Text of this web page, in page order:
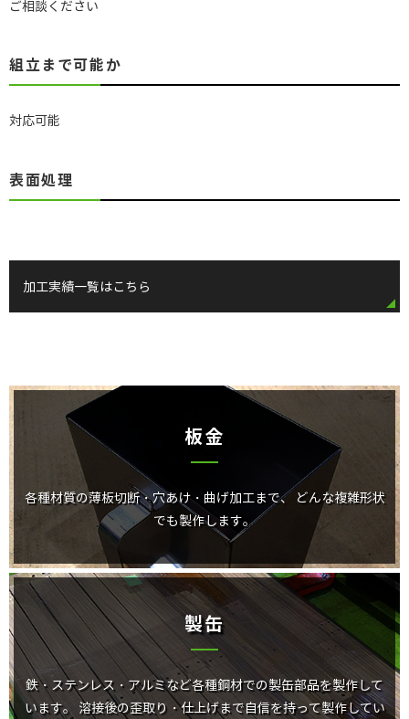
ご相談ください
組立まで可能か
対応可能
表面処理
加工実績一覧はこちら
板金
各種材質の薄板切断・穴あけ・曲げ加工まで、 どんな複雑形状
でも製作します。
製缶
鉄・ステンレス・アルミなど各種鋼材での製缶部品を製作して
います。
溶接後の歪取り・仕上げまで自信を持って製作してい